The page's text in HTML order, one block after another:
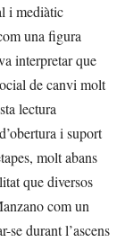
i mediàtic
una figura
interpretar que
de canvi molt
lectura
i suport
molt abans
que diversos
com un
se durant l’ascens